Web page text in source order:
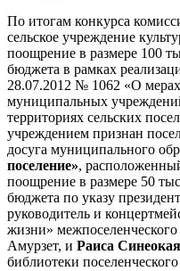
По итогам конкурса
сельское учреждение
поощрение в размере 100
бюджета в рамках
28.07.2012 № 1062 «О
муниципальных
территориях сельских
учреждением признан
досуга муниципального
поселение»,
поощрение в размере 50
бюджета по указу
руководитель и
жизни» межпоселенческого
Амурзет, и Раиса Синеокая
библиотеки